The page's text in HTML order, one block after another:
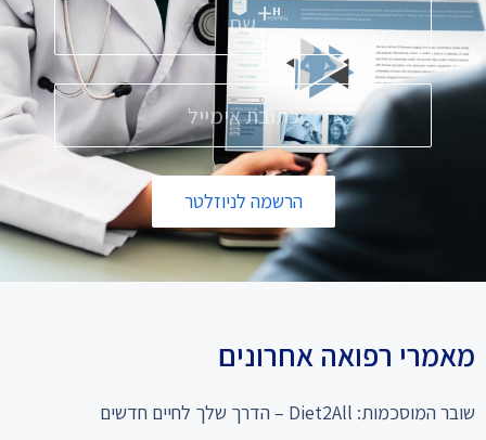
הרשמה לניוזלטר
מאמרי רפואה אחרונים
שובר המוסכמות: Diet2All – הדרך שלך לחיים חדשים